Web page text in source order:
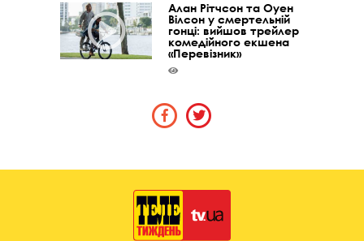
Алан Рітчсон та Оуен
Вілсон у смертельній
гонці: вийшов трейлер
комедійного екшена
«Перевізник»